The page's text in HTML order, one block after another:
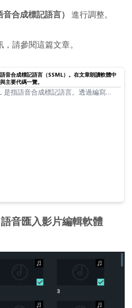
合成標記語言） 進行調整。
請參閱這篇文章。
音合成標記語言（SSML）。在文章朗讀軟體中
主要代碼一覽。
是指語音合成標記語言。透過編寫
音匯入影片編輯軟體